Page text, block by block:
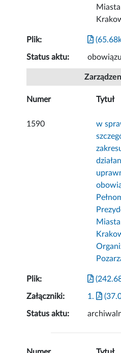
Miasta
Plik:
Status aktu:
Numer Tytuł
1590
w
Miasta
Plik:
Załączniki: 1.
Status aktu: